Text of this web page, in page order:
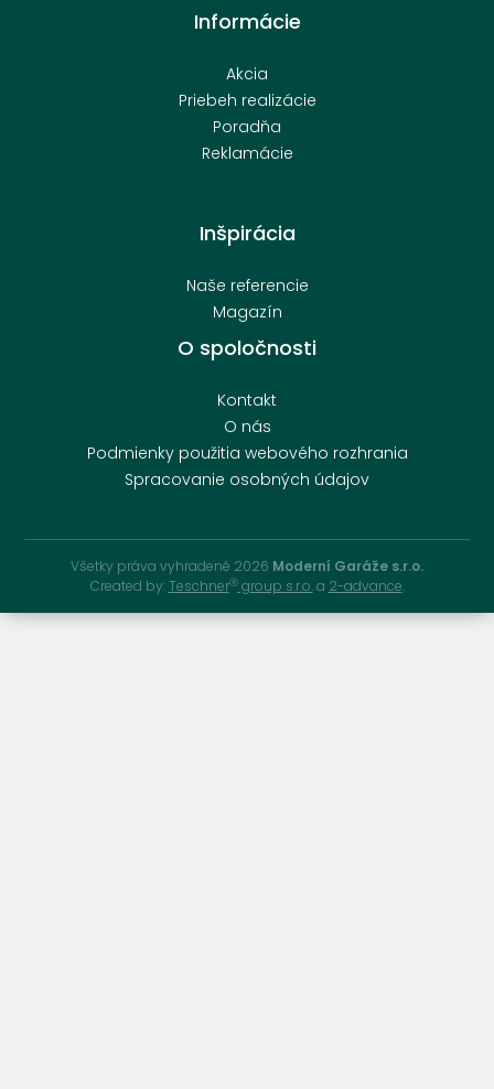
Informácie
Akcia
Priebeh realizácie
Poradňa
Reklamácie
Inšpirácia
Naše referencie
Magazín
O spoločnosti
Kontakt
O nás
Podmienky použitia webového rozhrania
Spracovanie osobných údajov
Všetky práva vyhradené 2026 Moderní Garáže s.r.o.
Created by: TeschnerⓇgroup s.r.o.a 2-advance.